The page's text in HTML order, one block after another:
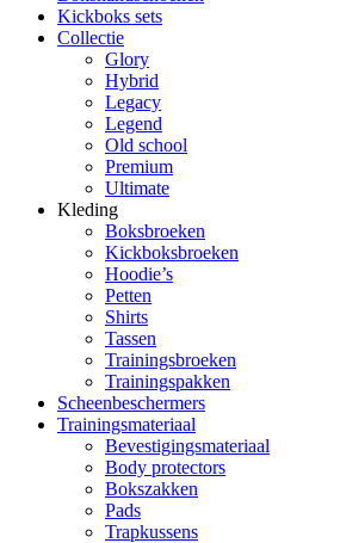
Kickboks sets
Collectie
Glory
Hybrid
Legacy
Legend
Old school
Premium
Ultimate
Kleding
Boksbroeken
Kickboksbroeken
Hoodie’s
Petten
Shirts
Tassen
Trainingsbroeken
Trainingspakken
Scheenbeschermers
Trainingsmateriaal
Bevestigingsmateriaal
Body protectors
Bokszakken
Pads
Trapkussens